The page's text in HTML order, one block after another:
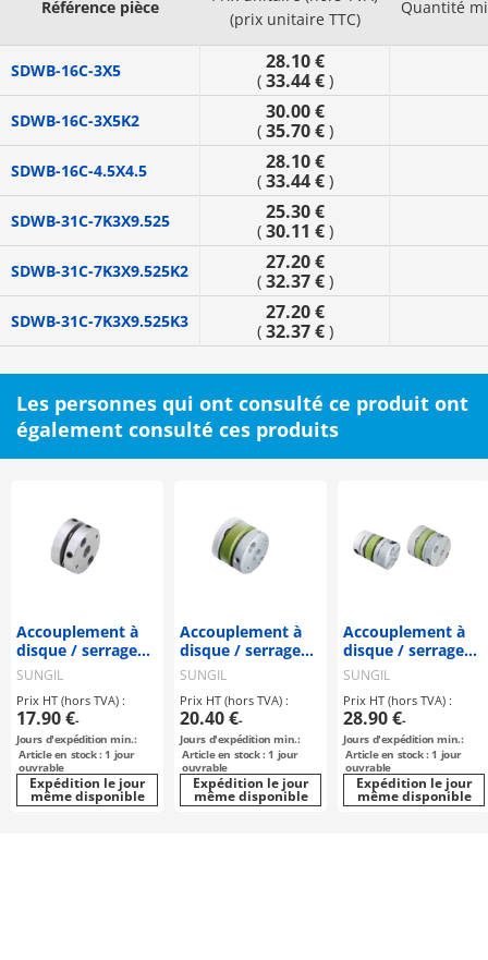
Référence pièce
(prix unitaire TTC)
Quantité
SDWB-16C-3X5 28.10 €
( 33.44 €)
SDWB-16C-3X5K2 30.00 €
( 35.70 €)
SDWB-16C-4.5X4.5 28.10 €
( 33.44 €)
SDWB-31C-7K3X9.525 25.30 €
( 30.11 €)
SDWB-31C-7K3X9.525K2 27.20 €
( 32.37 €)
SDWB-31C-7K3X9.525K3 27.20 €
( 32.37 €)
Les personnes qui ont consulté ce produit ont
également consulté ces produits
Accouplement à
disque / serrage
par vis sans tête,
clavette / 1
rondelle : acier /
corps : aluminium
/ SHDS-56 /
SUNGIL
SUNGIL
Prix HT (hors TVA) :
17.90 €-
Jours d'expédition min.:
Article en stock : 1 jour
ouvrable
Expédition le jour
même disponible
Accouplement à
disque / serrage
par vis sans fin,
clavette / 2
disques : acier /
corps : aluminium
/ SDWB / SUNGIL
SUNGIL
Prix HT (hors TVA) :
20.40 €-
Jours d'expédition min.:
Article en stock : 1 jour
ouvrable
Expédition le jour
même disponible
Accouplement à
disque / serrage
de moyeu,
clavette / 2
disques : acier /
corps : aluminium
/ SDWC / SUNGIL
SUNGIL
Prix HT (hors TVA) :
28.90 €-
Jours d'expédition min.:
Article en stock : 1 jour
ouvrable
Expédition le jour
même disponible